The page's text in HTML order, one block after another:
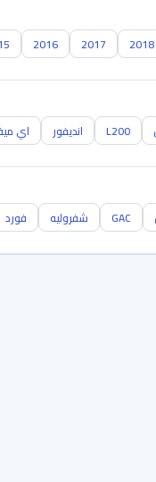
2018
2017
2016
L200 انديفور اي
GAC شفروليه فورد